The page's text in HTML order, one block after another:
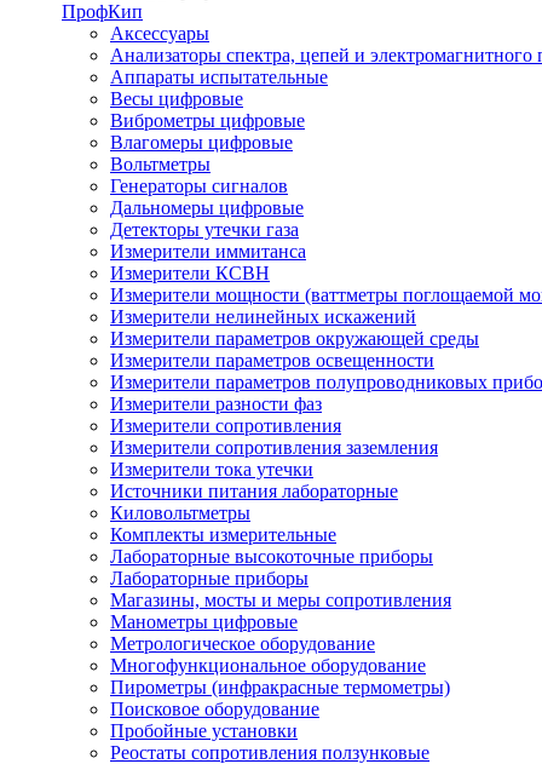
ПрофКип
Аксессуары
Анализаторы спектра, цепей и электромагнитного
Аппараты испытательные
Весы цифровые
Виброметры цифровые
Влагомеры цифровые
Вольтметры
Генераторы сигналов
Дальномеры цифровые
Детекторы утечки газа
Измерители иммитанса
Измерители КСВН
Измерители мощности (ваттметры поглощаемой
Измерители нелинейных искажений
Измерители параметров окружающей среды
Измерители параметров освещенности
Измерители параметров полупроводниковых
Измерители разности фаз
Измерители сопротивления
Измерители сопротивления заземления
Измерители тока утечки
Источники питания лабораторные
Киловольтметры
Комплекты измерительные
Лабораторные высокоточные приборы
Лабораторные приборы
Магазины, мосты и меры сопротивления
Манометры цифровые
Метрологическое оборудование
Многофункциональное оборудование
Пирометры (инфракрасные термометры)
Поисковое оборудование
Пробойные установки
Реостаты сопротивления ползунковые